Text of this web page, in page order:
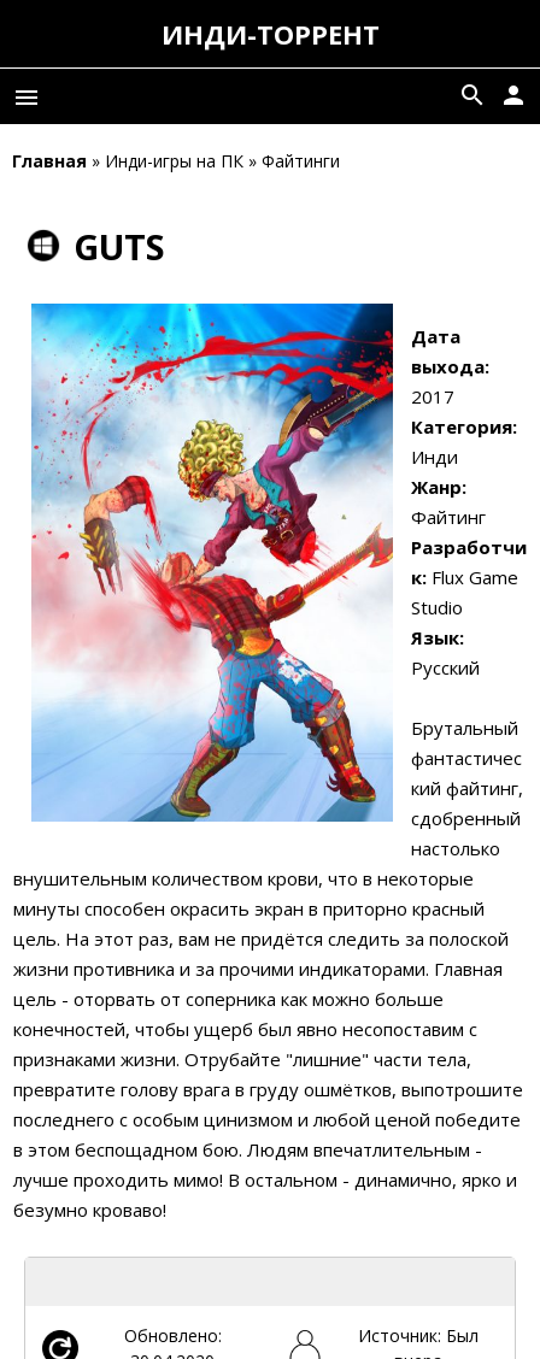
ИНДИ-ТОРРЕНТ
menu person
search
Главная » Инди-игры на ПК » Файтинги
GUTS
Дата
выхода:
2017
Категория:
Инди
Жанр:
Файтинг
Разработчи
к: Flux Game
Studio
Язык:
Русский
Брутальный
фантастичес
кий файтинг,
сдобренный
настолько
внушительным количеством крови, что в некоторые
минуты способен окрасить экран в приторно красный
цель. На этот раз, вам не придётся следить за полоской
жизни противника и за прочими индикаторами. Главная
цель - оторвать от соперника как можно больше
конечностей, чтобы ущерб был явно несопоставим с
признаками жизни. Отрубайте "лишние" части тела,
превратите голову врага в груду ошмётков, выпотрошите
последнего с особым цинизмом и любой ценой победите
в этом беспощадном бою. Людям впечатлительным -
лучше проходить мимо! В остальном - динамично, ярко и
безумно кроваво!
Обновлено:
Источник: Был